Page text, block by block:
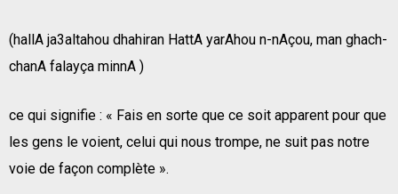
(hallA ja3altahou dhahiran HattA yarAhou n-nAçou, man ghach-
chanA falayça minnA )
ce qui signifie : « Fais en sorte que ce soit apparent pour que
les gens le voient, celui qui nous trompe, ne suit pas notre
voie de façon complète ».